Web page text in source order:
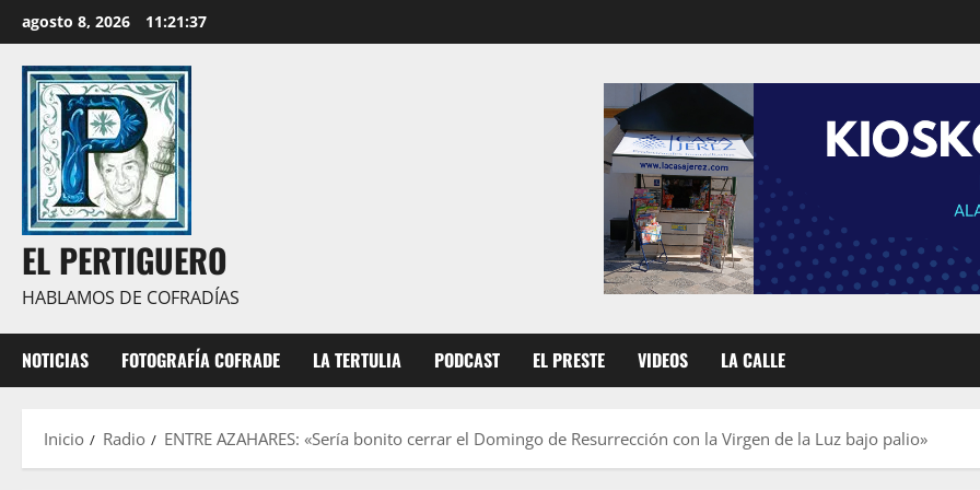
al
contenido
agosto 8, 2026 11:21:39
EL PERTIGUERO
HABLAMOS DE COFRADÍAS
NOTICIAS FOTOGRAFÍA COFRADE LA TERTULIA PODCAST EL PRESTE VIDEOS LA CALLE
Inicio Radio ENTRE AZAHARES: «Sería bonito cerrar el Domingo de Resurrección con la Virgen de la Luz bajo palio»